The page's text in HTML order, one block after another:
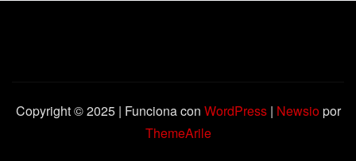
Copyright © 2025 | Funciona con WordPress | Newsiopor
ThemeArile